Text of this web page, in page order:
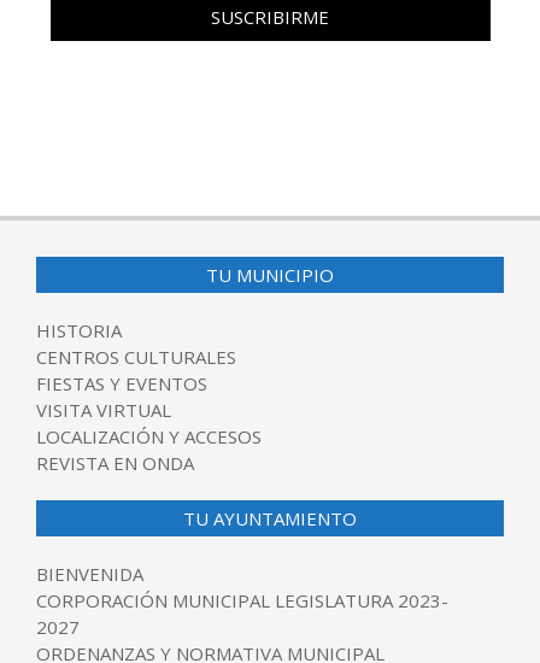
TU MUNICIPIO
HISTORIA
CENTROS CULTURALES
FIESTAS Y EVENTOS
VISITA VIRTUAL
LOCALIZACIÓN Y ACCESOS
REVISTA EN ONDA
TU AYUNTAMIENTO
BIENVENIDA
CORPORACIÓN MUNICIPAL LEGISLATURA 2023-
2027
ORDENANZAS Y NORMATIVA MUNICIPAL